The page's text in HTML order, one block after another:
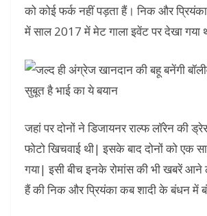
को कोई फर्क नहीं पड़ता हैं। निक और
में साल 2017 में मेट गाला इवेंट पर देखा गया
जहां पर दोनों ने डिजायनर राल्फ लॉरेन की
फोटो खिचवाई थी| इसके बाद दोनों को एक
गया| इसी बीच इनके रोमांस की भी खबरें
हैं की निक और प्रियंका कब शादी के बंधन में